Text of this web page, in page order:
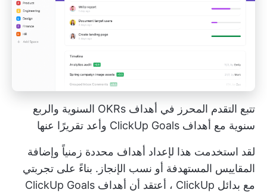
تتبع التقدم المحرز في أهداف OKRs السنوية والربع
سنوية مع أهداف ClickUp Goals وأعد تقريرًا عنها
لقد استخدمت هذا لإعداد أهداف محددة زمنياً وإضافة
المقاييس المستهدفة أو نسب الإنجاز. بناءً على تجربتي
مع بدائل ClickUp
، أعتقد أن أهداف ClickUp Goals